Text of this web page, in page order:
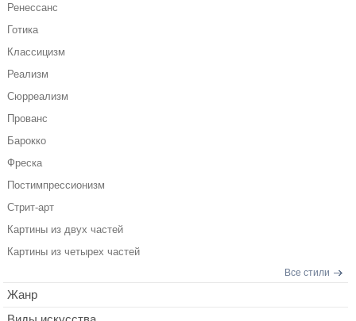
Ренессанс
Готика
Классицизм
Реализм
Сюрреализм
Прованс
Барокко
Фреска
Постимпрессионизм
Стрит-арт
Картины из двух частей
Картины из четырех частей
Все стили
Жанр